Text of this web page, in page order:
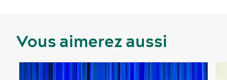
Vous aimerez aussi